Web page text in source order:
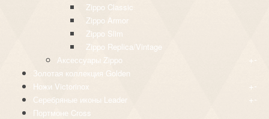
Zippo Classic
Zippo Armor
Zippo Slim
Zippo Replica/Vintage
Аксессуары Zippo
+-
Золотая коллекция Golden
Ножи Victorinox
+-
Серебряные иконы Leader +-
Портмоне Cross